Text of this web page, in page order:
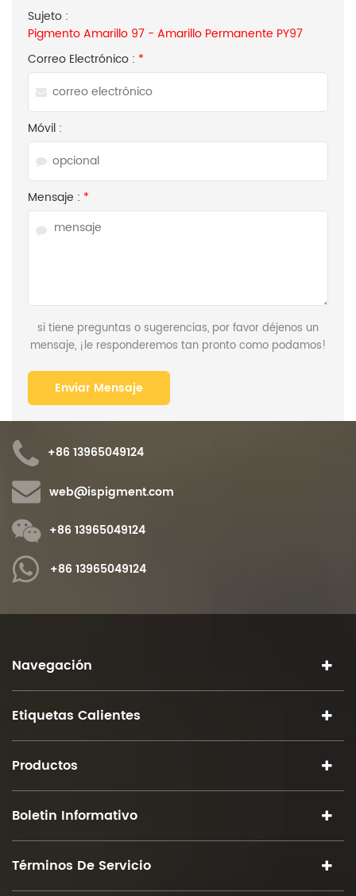
Sujeto :
Pigmento Amarillo 97 - Amarillo Permanente PY97
Correo Electrónico : *
Móvil :
Mensaje : *
si tiene preguntas o sugerencias, por favor déjenos un
mensaje, ¡le responderemos tan pronto como podamos!
+86 13965049124
web@ispigment.com
+86 13965049124
+86 13965049124
Navegación
Etiquetas Calientes
Productos
Boletin Informativo
Términos De Servicio